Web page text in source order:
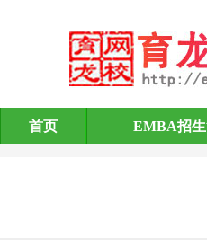
EMBA招生简
首页 EMBA招